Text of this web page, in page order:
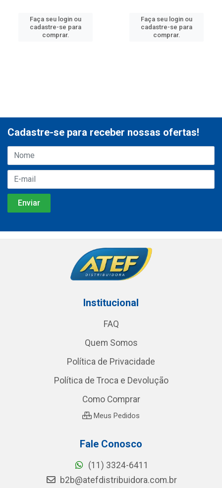
Faça seu login ou
cadastre-se para
comprar.
Faça seu login ou
cadastre-se para
comprar.
Cadastre-se para receber nossas ofertas!
Institucional
FAQ
Quem Somos
Política de Privacidade
Política de Troca e Devolução
Como Comprar
Meus Pedidos
Fale Conosco
(11) 3324-6411
b2b@atefdistribuidora.com.br